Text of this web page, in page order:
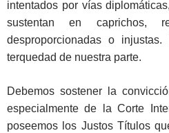
intentados por vías
sustentan en caprichos,
desproporcionadas o
terquedad de nuestra parte.
Debemos sostener la
especialmente de la Corte
poseemos los Justos Títulos